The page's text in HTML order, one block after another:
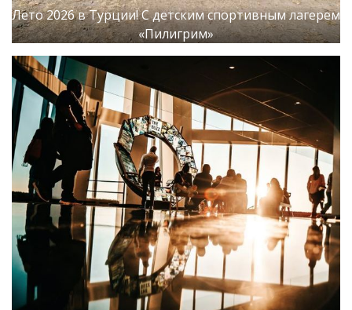
Лето 2026 в Турции! С детским спортивным лагерем
«Пилигрим»